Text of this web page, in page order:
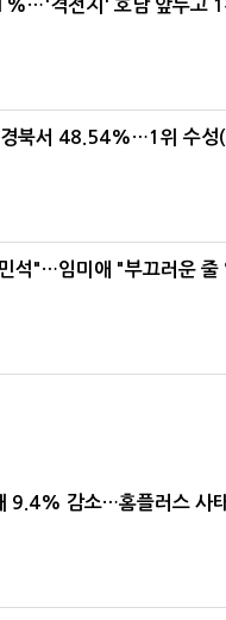
격전지' 호남 앞두고
경북서 48.54%…1위 수성
석"…임미애 "부끄러운 줄
9.4% 감소…홈플러스 사